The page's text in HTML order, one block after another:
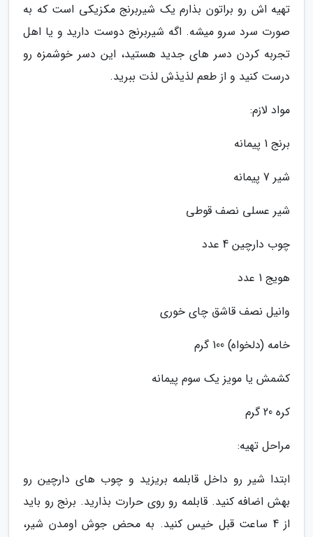
تهیه اش رو براتون بذارم یک شیربرنج مکزیکی است که به
صورت سرد سرو میشه. اگه شیربرنج دوست دارید و یا اهل
تجربه کردن دسر های جدید هستید، این دسر خوشمزه رو
درست کنید و از طعم لذیذش لذت ببرید.
مواد لازم:
برنج 1 پیمانه
شیر 7 پیمانه
شیر عسلی نصف قوطی
چوب دارچین 4 عدد
هویج 1 عدد
وانیل نصف قاشق چای خوری
خامه (دلخواه) 100 گرم
کشمش یا مویز یک سوم پیمانه
کره 20 گرم
مراحل تهیه:
ابتدا شیر رو داخل قابلمه بریزید و چوب های دارچین رو
بهش اضافه کنید. قابلمه رو روی حرارت بذارید. برنج رو باید
از 4 ساعت قبل خیس کنید. به محض جوش اومدن شیر،